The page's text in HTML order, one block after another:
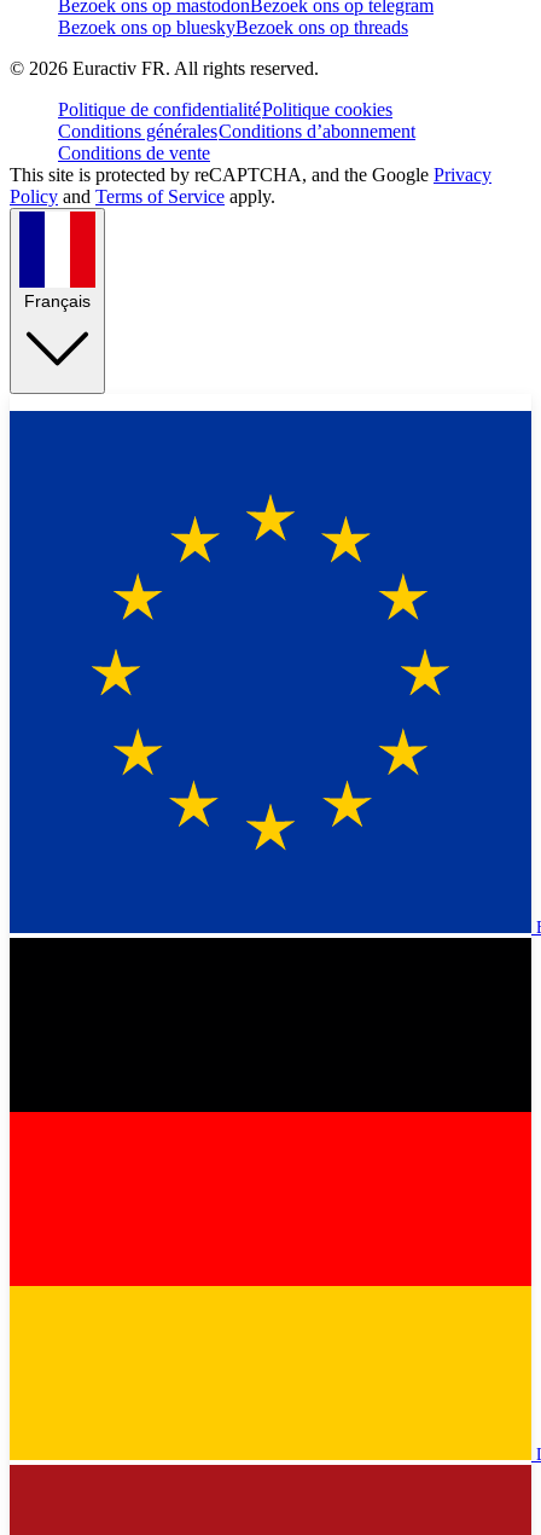
Bezoek ons op mastodon Bezoek ons op telegram
Bezoek ons op blueskyBezoek ons op threads
© 2026 Euractiv FR. All rights reserved.
Politique de confidentialitéPolitique cookies
Conditions généralesConditions d’abonnement
Conditions de vente
This site is protected by reCAPTCHA, and the Google Privacy
Policy and Terms of Service apply.
Français